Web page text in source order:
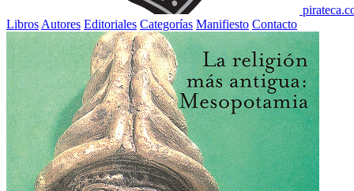
Libros Autores Editoriales Categorías Manifiesto Contacto